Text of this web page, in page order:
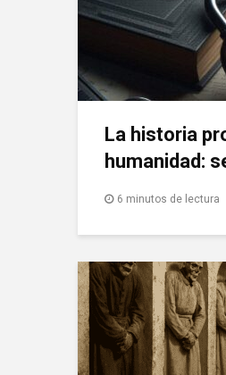
La historia
humanidad:
6 minutos de lectura